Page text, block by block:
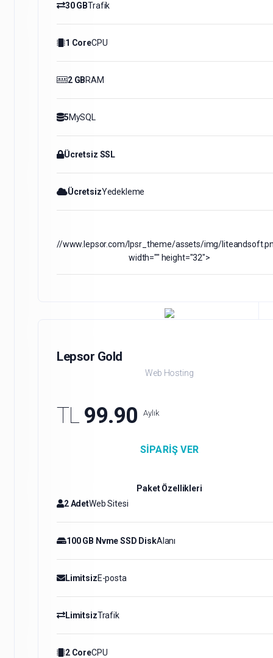
30 GBTrafik
1 CoreCPU
2 GBRAM
5MySQL
Ücretsiz SSL
ÜcretsizYedekleme
//www.lepsor.com/lpsr_theme/assets/img/
width="" height="32">
Lepsor Gold
Web Hosting
TL99.90 Aylık
SIPARIŞ VER
Paket Özellikleri
2 AdetWeb Sitesi
100 GB Nvme SSD DiskAlanı
LimitsizE-posta
LimitsizTrafik
2 CoreCPU